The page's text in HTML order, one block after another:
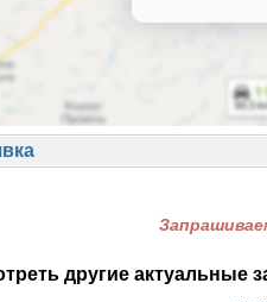
другие актуальные